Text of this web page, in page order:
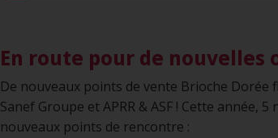
En route pour de nouvelles
De nouveaux points de vente Brioche Dorée
Sanef Groupe et APRR & ASF ! Cette année,
nouveaux points de rencontre :